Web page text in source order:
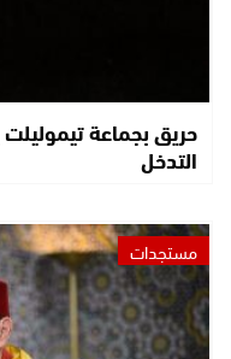
حريق بجماعة
التدخل
مستجدات